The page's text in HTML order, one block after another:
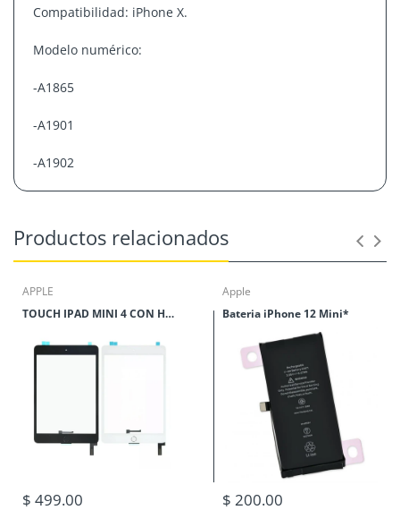
Compatibilidad: iPhone X.
Modelo numérico:
-A1865
-A1901
-A1902
Productos relacionados
APPLE
TOUCH IPAD MINI 4 CON HOME
$ 499.00
Apple
Bateria iPhone 12 Mini*
$ 200.00